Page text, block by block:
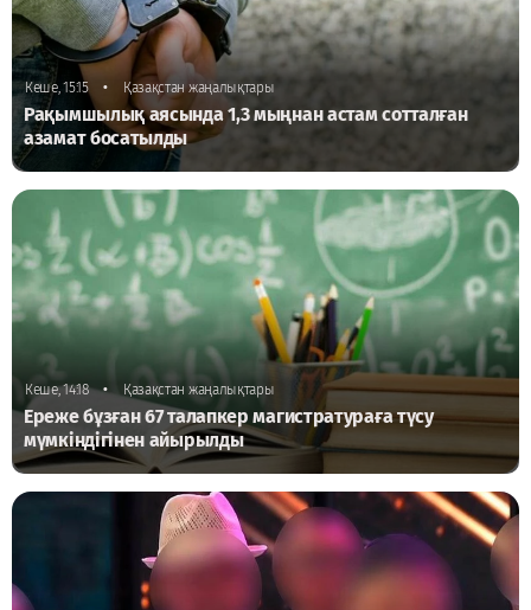
Кеше, 15:15 • Қазақстан жаңалықтары
Рақымшылық аясында 1,3 мыңнан астам сотталған
азамат босатылды
Кеше, 14:18 • Қазақстан жаңалықтары
Ереже бұзған 67 талапкер магистратураға түсу
мүмкіндігінен айырылды